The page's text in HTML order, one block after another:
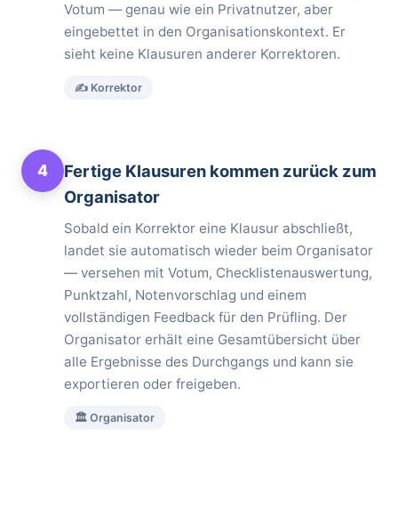
Votum — genau wie ein Privatnutzer, aber
eingebettet in den Organisationskontext. Er
sieht keine Klausuren anderer Korrektoren.
✍️ Korrektor
4
Fertige Klausuren kommen zurück zum
Organisator
Sobald ein Korrektor eine Klausur abschließt,
landet sie automatisch wieder beim Organisator
— versehen mit Votum, Checklistenauswertung,
Punktzahl, Notenvorschlag und einem
vollständigen Feedback für den Prüfling. Der
Organisator erhält eine Gesamtübersicht über
alle Ergebnisse des Durchgangs und kann sie
exportieren oder freigeben.
🏛️ Organisator